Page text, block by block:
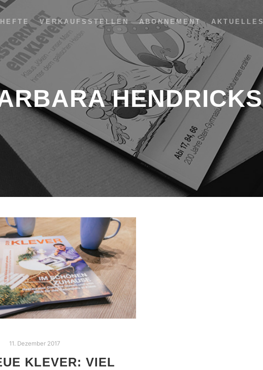
HEFTE VERKAUFSSTELLEN ABONNEMENT AKTUELLES
HENDRICKS
11. Dezember 2017
KLEVER: VIEL